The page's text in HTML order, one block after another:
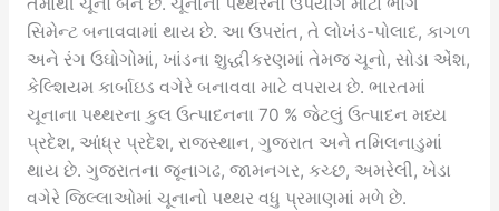
સિમેન્ટ બનાવવામાં થાય છે. આ ઉપરાંત, તે લોખંડ-પોલાદ, કાગળ
અને રંગ ઉઘોગોમાં, ખાંડના શુદ્ધીકરણમાં તેમજ ચૂનો, સોડા એંશ,
કેલ્શિયમ કાર્બાઇડ વગેરે બનાવવા માટે વપરાય છે. ભારતમાં
ચૂનાના પથ્થરના કુલ ઉત્પાદનના 70 % જેટલું ઉત્પાદન મધ્ય
પ્રદેશ, આંધ્ર પ્રદેશ, રાજસ્થાન, ગુજરાત અને તમિલનાડુમાં
થાય છે. ગુજરાતના જૂનાગઢ, જામનગર, કચ્છ, અમરેલી, ખેડા
વગેરે જિલ્લાઓમાં ચૂનાનો પથ્થર વધુ પ્રમાણમાં મળે છે.